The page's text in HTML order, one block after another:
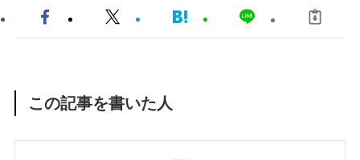
この記事を書いた人